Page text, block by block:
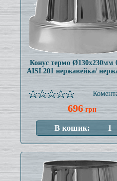
Конус термо Ø130x230мм
AISI 201 нержавейка/
696грн